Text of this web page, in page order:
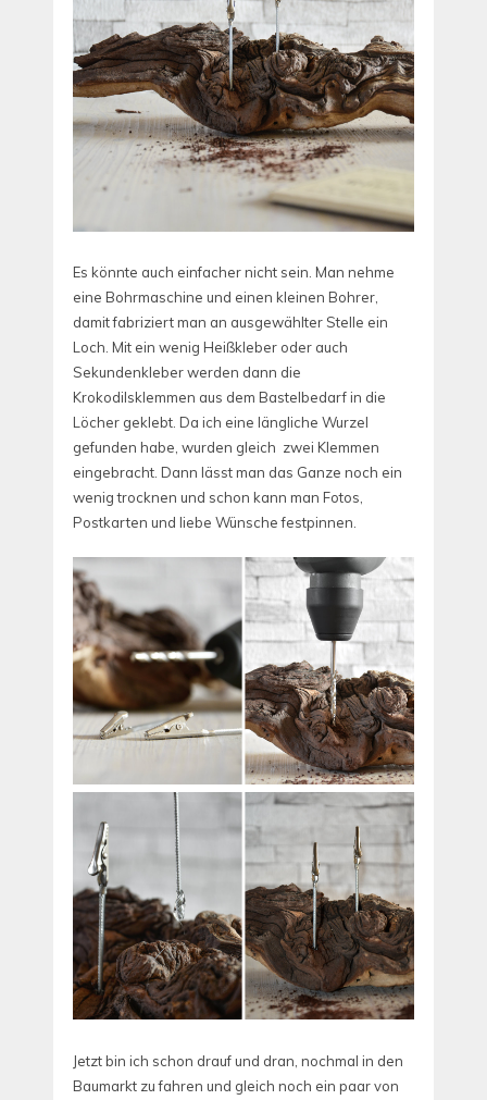
Es könnte auch einfacher nicht sein. Man nehme
eine Bohrmaschine und einen kleinen Bohrer,
damit fabriziert man an ausgewählter Stelle ein
Loch. Mit ein wenig Heißkleber oder auch
Sekundenkleber werden dann die
Krokodilsklemmen aus dem Bastelbedarf in die
Löcher geklebt. Da ich eine längliche Wurzel
gefunden habe, wurden gleich zwei Klemmen
eingebracht. Dann lässt man das Ganze noch ein
wenig trocknen und schon kann man Fotos,
Postkarten und liebe Wünsche festpinnen.
Jetzt bin ich schon drauf und dran, nochmal in den
Baumarkt zu fahren und gleich noch ein paar von